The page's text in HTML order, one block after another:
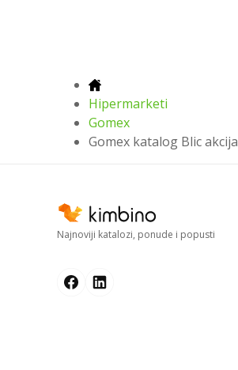
Hipermarketi
Gomex
Gomex katalog Blic akcija
Najnoviji katalozi, ponude i popusti